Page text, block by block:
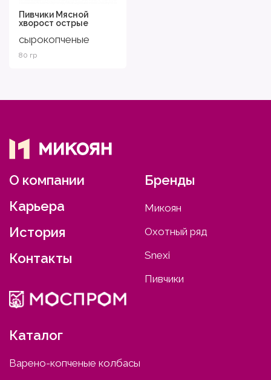
Пивчики Мясной
хворост острые
сырокопченые
80 гр
О компании
Карьера
История
Контакты
Бренды
Микоян
Охотный ряд
Snexi
Пивчики
Каталог
Варено-копченые колбасы